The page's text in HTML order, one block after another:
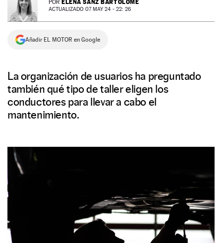
NEWSLETTER
SÍGUENOS
POR ELENA SANZ BARTOLOMÉ
ACTUALIZADO 07 MAY 24 - 22: 26
Añadir EL MOTOR en Google
La organización de usuarios ha preguntado
también qué tipo de taller eligen los
conductores para llevar a cabo el
mantenimiento.